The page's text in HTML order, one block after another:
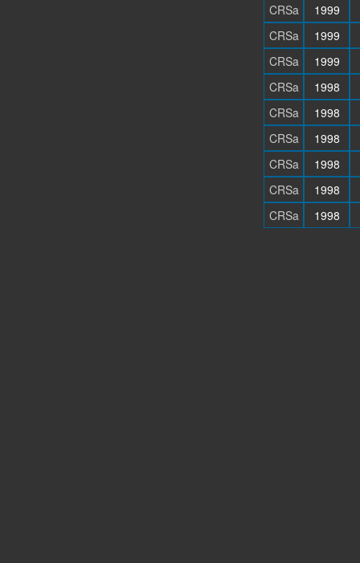
CRSa
1999
CRSa
1999
CRSa
1999
CRSa
1998
CRSa
1998
CRSa
1998
CRSa
1998
CRSa
1998
CRSa
1998